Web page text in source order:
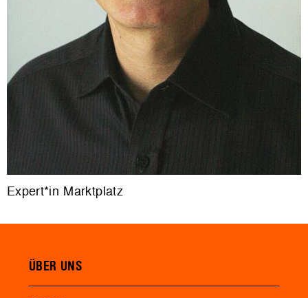
Expert*in Marktplatz
ÜBER UNS